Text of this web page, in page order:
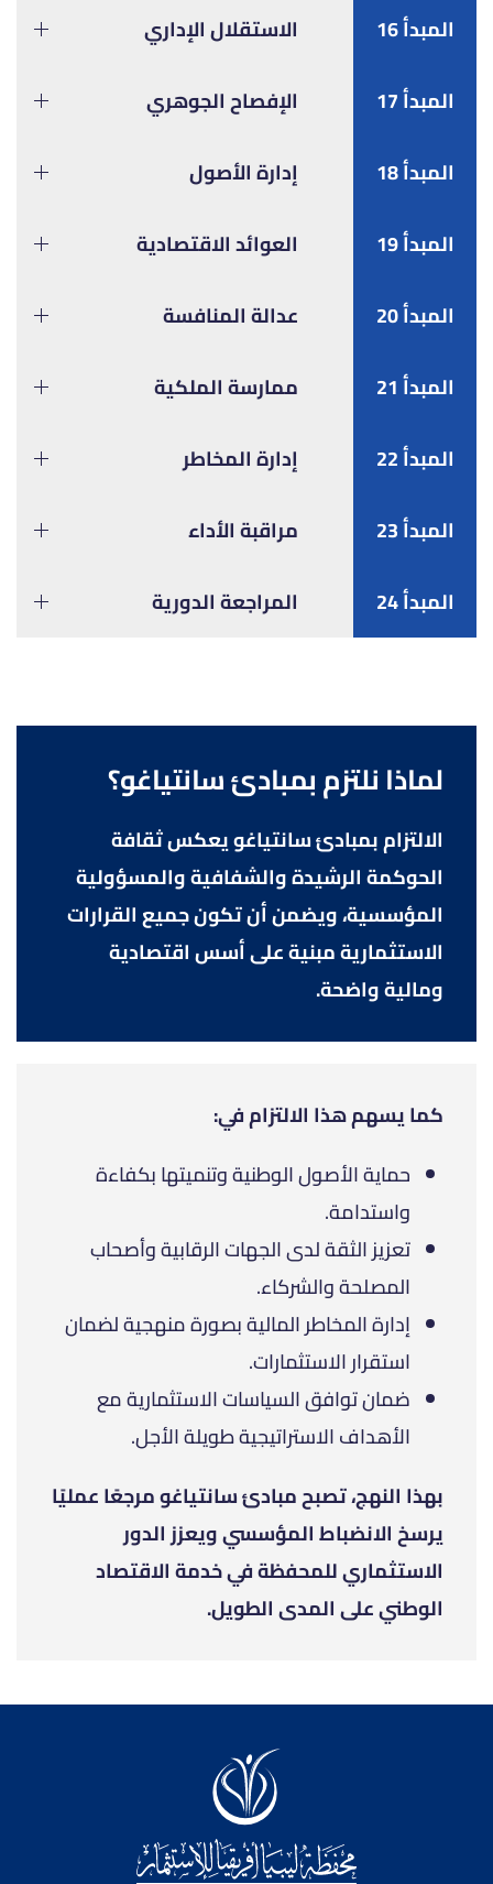
المبدأ 16
الاستقلال الإداري
المبدأ 17
الإفصاح الجوهري
المبدأ 18
إدارة الأصول
المبدأ 19
العوائد الاقتصادية
المبدأ 20
عدالة المنافسة
المبدأ 21
ممارسة الملكية
المبدأ 22
إدارة المخاطر
المبدأ 23
مراقبة الأداء
المبدأ 24
المراجعة الدورية
لماذا نلتزم بمبادئ سانتياغو؟
الالتزام بمبادئ سانتياغو يعكس ثقافة
الحوكمة الرشيدة والشفافية والمسؤولية
المؤسسية، ويضمن أن تكون جميع القرارات
الاستثمارية مبنية على أسس اقتصادية
ومالية واضحة.
كما يسهم هذا الالتزام في:
حماية الأصول الوطنية وتنميتها بكفاءة
واستدامة.
تعزيز الثقة لدى الجهات الرقابية وأصحاب
المصلحة والشركاء.
إدارة المخاطر المالية بصورة منهجية لضمان
استقرار الاستثمارات.
ضمان توافق السياسات الاستثمارية مع
الأهداف الاستراتيجية طويلة الأجل.
بهذا النهج، تصبح مبادئ سانتياغو مرجعًا عمليًا
يرسخ الانضباط المؤسسي ويعزز الدور
الاستثماري للمحفظة في خدمة الاقتصاد
الوطني على المدى الطويل.